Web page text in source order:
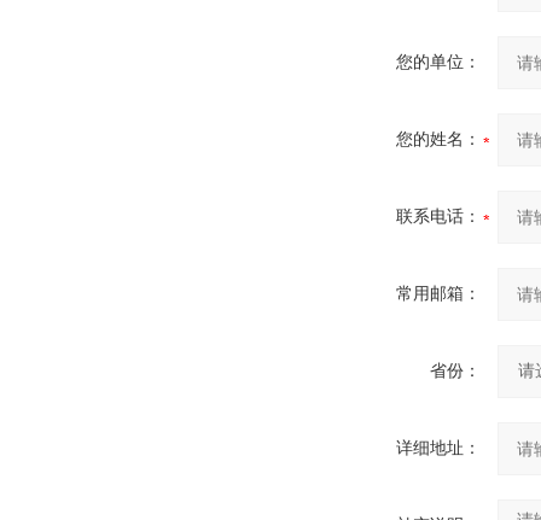
您的单位：
您的姓名：
联系电话：
常用邮箱：
省份：
详细地址：